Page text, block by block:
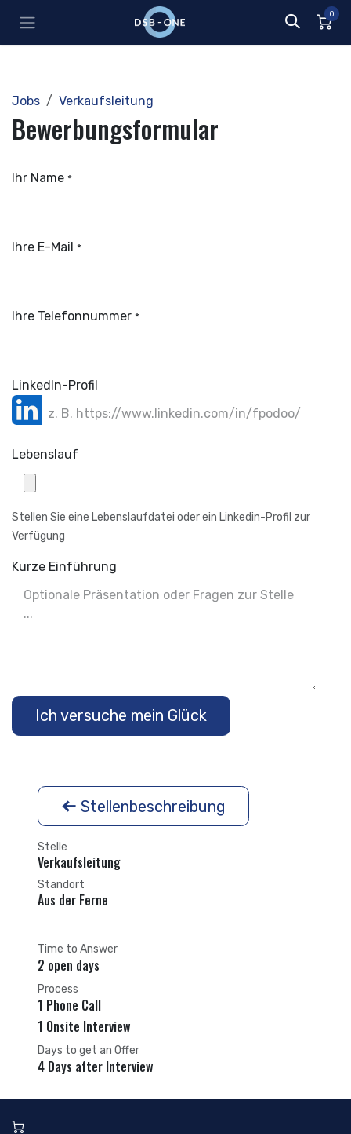
0
Jobs Verkaufsleitung
Bewerbungsformular
Ihr Name *
Ihre E-Mail *
Ihre Telefonnummer *
LinkedIn-Profil
Lebenslauf
Stellen Sie eine Lebenslaufdatei oder ein Linkedin-Profil zur
Verfügung
Kurze Einführung
Ich versuche mein Glück
Stellenbeschreibung
Stelle
Verkaufsleitung
Standort
Aus der Ferne
Time to Answer
2 open days
Process
1 Phone Call
1 Onsite Interview
Days to get an Offer
4 Days after Interview